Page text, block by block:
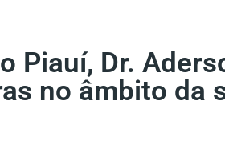
Piauí, Dr.
no âmbito da